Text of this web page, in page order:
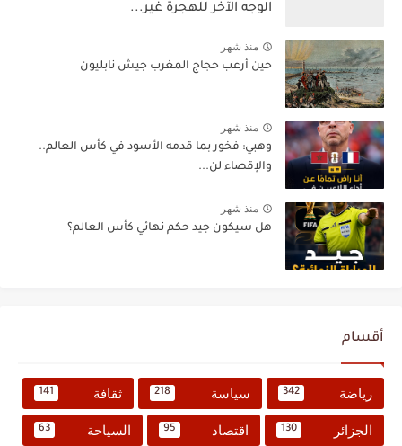
الوجه الآخر للهجرة غير...
منذ شهر
حين أرعب حجاج المغرب جيش نابليون
منذ شهر
وهبي: فخور بما قدمه الأسود في كأس العالم..
والإقصاء لن...
منذ شهر
هل سيكون جيد حكم نهائي كأس العالم؟
أقسام
رياضة 342 سياسة 218 ثقافة 141
الجزائر 130 اقتصاد 95 السياحة 63